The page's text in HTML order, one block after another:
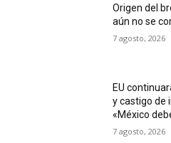
Origen del
aún no se
7 agosto, 2026
EU
y castigo de
«México
7 agosto, 2026